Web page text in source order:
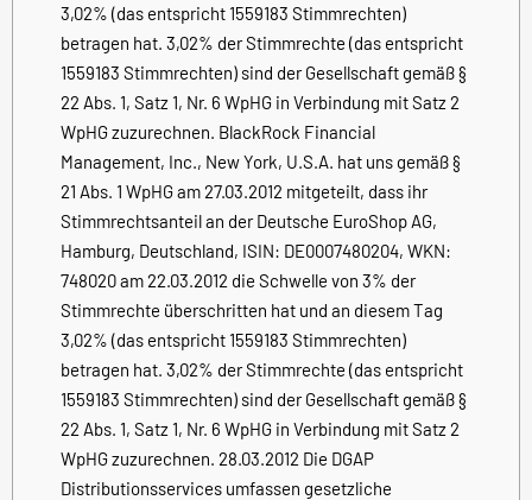
3,02% (das entspricht 1559183 Stimmrechten)
betragen hat. 3,02% der Stimmrechte (das entspricht
1559183 Stimmrechten) sind der Gesellschaft gemäß §
22 Abs. 1, Satz 1, Nr. 6 WpHG in Verbindung mit Satz 2
WpHG zuzurechnen. BlackRock Financial
Management, Inc., New York, U.S.A. hat uns gemäß §
21 Abs. 1 WpHG am 27.03.2012 mitgeteilt, dass ihr
Stimmrechtsanteil an der Deutsche EuroShop AG,
Hamburg, Deutschland, ISIN: DE0007480204, WKN:
748020 am 22.03.2012 die Schwelle von 3% der
Stimmrechte überschritten hat und an diesem Tag
3,02% (das entspricht 1559183 Stimmrechten)
betragen hat. 3,02% der Stimmrechte (das entspricht
1559183 Stimmrechten) sind der Gesellschaft gemäß §
22 Abs. 1, Satz 1, Nr. 6 WpHG in Verbindung mit Satz 2
WpHG zuzurechnen. 28.03.2012 Die DGAP
Distributionsservices umfassen gesetzliche